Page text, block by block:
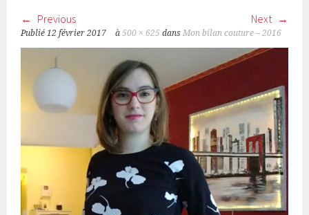
Previous Next
Publié12 février 2017 à500 × 625 dansMon bilan couture – 2016